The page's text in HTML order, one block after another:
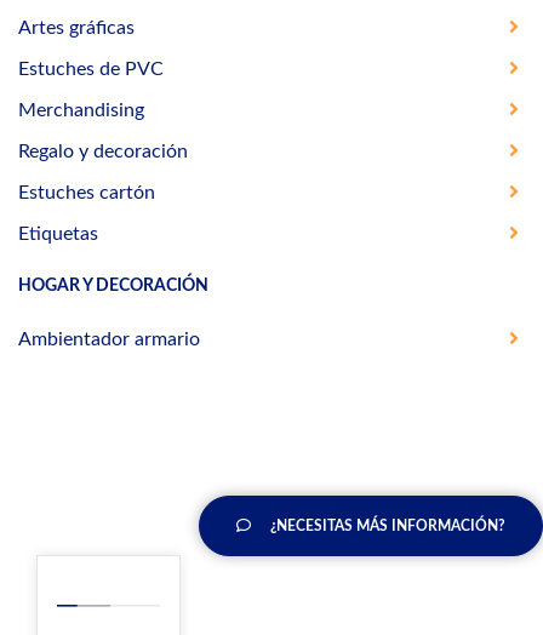
Artes gráficas
Estuches de PVC
Merchandising
Regalo y decoración
Estuches cartón
Etiquetas
HOGAR Y DECORACIÓN
Ambientador armario
¿NECESITAS MÁS INFORMACIÓN?